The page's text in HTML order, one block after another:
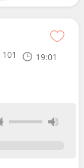
101 19:01